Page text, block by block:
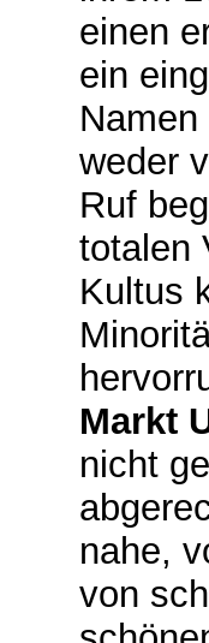
einen
ein
weder
Ruf
totalen
Kultus
Markt
nicht
nahe,
von